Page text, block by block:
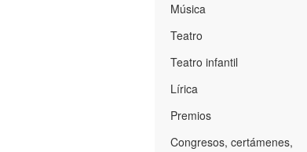
Música
Teatro
Teatro infantil
Lírica
Premios
Congresos, certámenes,